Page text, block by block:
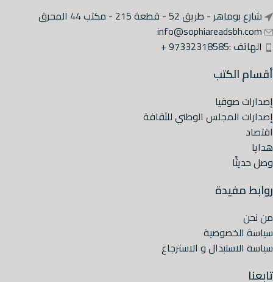
شارع بوماهر - طريق 52 - قطعة 215 - مكتب 44 المحرق
info@sophiareadsbh.com
الهاتف :97332318585 +
أقسام الكتب
إصدارات صوفيا
إصدارات المجلس الوطني للثقافة
اقتصاد
هدايا
وصل حديثًا
روابط مفيدة
من نحن
سياسة الخصوصية
سياسة الاستبدال و الاسترجاع
تابعنا